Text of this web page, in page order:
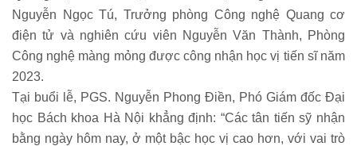
Nguyễn Ngọc Tú, Trưởng phòng Công nghệ Quang cơ
điện tử và nghiên cứu viên Nguyễn Văn Thành, Phòng
Công nghệ màng mỏng được công nhận học vị tiến sĩ năm
2023.
Tại buổi lễ, PGS. Nguyễn Phong Điền, Phó Giám đốc Đại
học Bách khoa Hà Nội khẳng định: “Các tân tiến sỹ nhận
bằng ngày hôm nay, ở một bậc học vị cao hơn, với vai trò